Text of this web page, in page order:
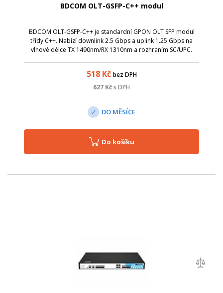
BDCOM OLT-GSFP-C++ modul
BDCOM OLT-GSFP-C++ je standardní GPON OLT SFP modul
třídy C++. Nabízí downlink 2.5 Gbps a uplink 1.25 Gbps na
vlnové délce TX 1490nm/RX 1310nm a rozhraním SC/UPC.
518Kč bez DPH
627 Kčs DPH
DO MĚSÍCE
Do košíku